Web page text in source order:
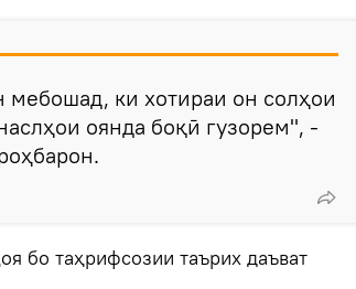
ки хотираи он солҳои
оянда боқӣ гузорем", -
бо таҳрифсозии таърих даъват